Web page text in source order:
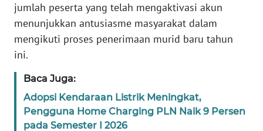
jumlah peserta yang telah mengaktivasi akun
menunjukkan antusiasme masyarakat dalam
mengikuti proses penerimaan murid baru tahun
ini.
Baca Juga:
Adopsi Kendaraan Listrik Meningkat,
Pengguna Home Charging PLN Naik 9 Persen
pada Semester I 2026
TENTANG
KAMI
PEDOMAN
MEDIA
SIBER
REDAKSI